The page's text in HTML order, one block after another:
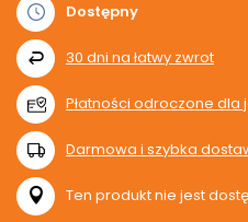
Dostępny
30 dni na łatwy zwrot
Płatności odroczone
Darmowa i szybka
Ten produkt nie jest